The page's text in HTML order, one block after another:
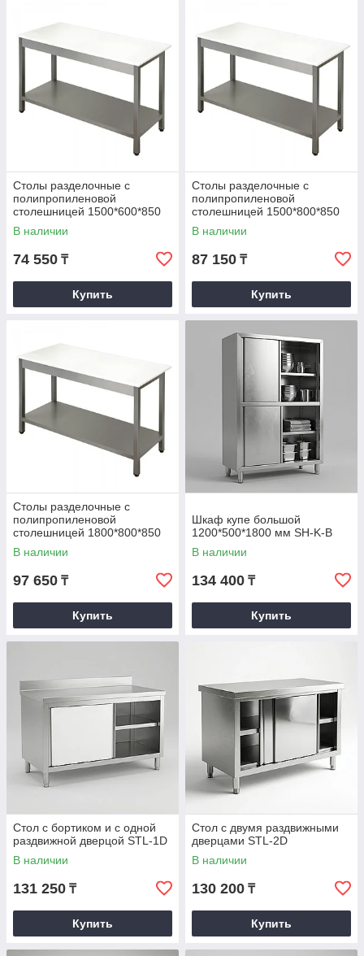
Столы разделочные с
полипропиленовой
столешницей 1500*600*850
В наличии
74 550 ₸
Купить
Столы разделочные с
полипропиленовой
столешницей 1500*800*850
В наличии
87 150 ₸
Купить
Столы разделочные с
полипропиленовой
столешницей 1800*800*850
В наличии
97 650 ₸
Купить
Шкаф купе большой
1200*500*1800 мм SH-K-B
В наличии
134 400 ₸
Купить
Стол с бортиком и с одной
раздвижной дверцой STL-1D
В наличии
131 250 ₸
Купить
Стол с двумя раздвижными
дверцами STL-2D
В наличии
130 200 ₸
Купить